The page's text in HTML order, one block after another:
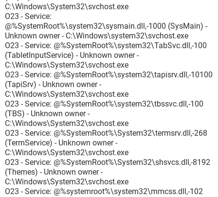
C:\Windows\System32\svchost.exe
O23 - Service:
@%SystemRoot%\system32\sysmain.dll,-1000 (SysMain) -
Unknown owner - C:\Windows\system32\svchost.exe
O23 - Service: @%SystemRoot%\system32\TabSvc.dll,-100
(TabletInputService) - Unknown owner -
C:\Windows\System32\svchost.exe
O23 - Service: @%SystemRoot%\system32\tapisrv.dll,-10100
(TapiSrv) - Unknown owner -
C:\Windows\System32\svchost.exe
O23 - Service: @%SystemRoot%\system32\tbssvc.dll,-100
(TBS) - Unknown owner -
C:\Windows\System32\svchost.exe
O23 - Service: @%SystemRoot%\System32\termsrv.dll,-268
(TermService) - Unknown owner -
C:\Windows\System32\svchost.exe
O23 - Service: @%SystemRoot%\System32\shsvcs.dll,-8192
(Themes) - Unknown owner -
C:\Windows\System32\svchost.exe
O23 - Service: @%systemroot%\system32\mmcss.dll,-102